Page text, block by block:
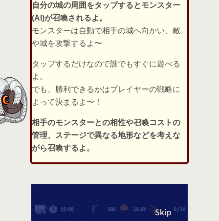
自分の城の周囲をタップするとモンスター
(AI)が召喚されるよ。
モンスターは自動で相手の城へ向かい、敵
や城を攻撃するよ〜
タップするだけなので誰でもすぐに遊べる
よ。
でも、勝利できるかはプレイヤーの戦略に
よって決まるよ〜！
相手のモンスターとの相性や召喚コストの
管理、ステージで異なる地形などを考えな
がら召喚するよ。